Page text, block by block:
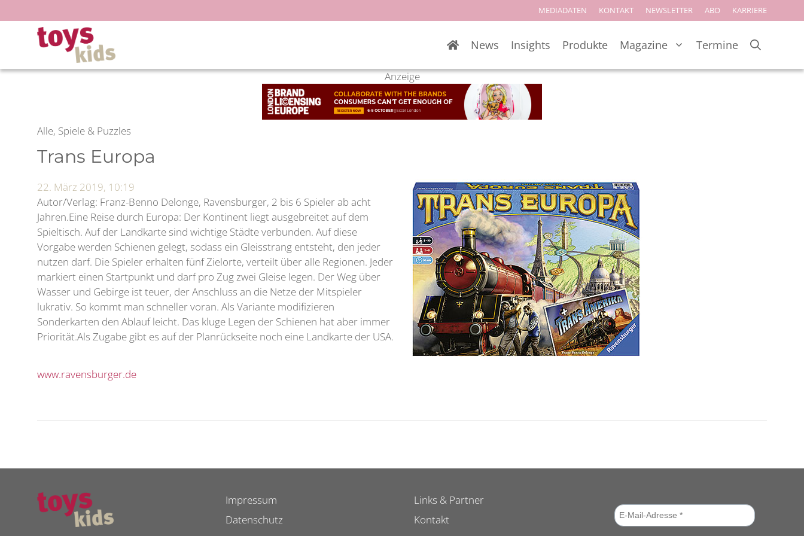
Inhalt
springen
MEDIADATEN KONTAKT NEWSLETTER ABO KARRIERE
News Insights Produkte Magazine Termine
Anzeige
Alle, Spiele & Puzzles
Trans Europa
22. März 2019, 10:19
Autor/Verlag: Franz-Benno Delonge, Ravensburger, 2 bis 6 Spieler ab acht
Jahren.Eine Reise durch Europa: Der Kontinent liegt ausgebreitet auf dem
Spieltisch. Auf der Landkarte sind wichtige Städte verbunden. Auf diese
Vorgabe werden Schienen gelegt, sodass ein Gleisstrang entsteht, den jeder
nutzen darf. Die Spieler erhalten fünf Zielorte, verteilt über alle Regionen. Jeder
markiert einen Startpunkt und darf pro Zug zwei Gleise legen. Der Weg über
Wasser und Gebirge ist teuer, der Anschluss an die Netze der Mitspieler
lukrativ. So kommt man schneller voran. Als Variante modifizieren
Sonderkarten den Ablauf leicht. Das kluge Legen der Schienen hat aber immer
Priorität.Als Zugabe gibt es auf der Planrückseite noch eine Landkarte der USA.
www.ravensburger.de
Impressum
Datenschutz
Links & Partner
Kontakt